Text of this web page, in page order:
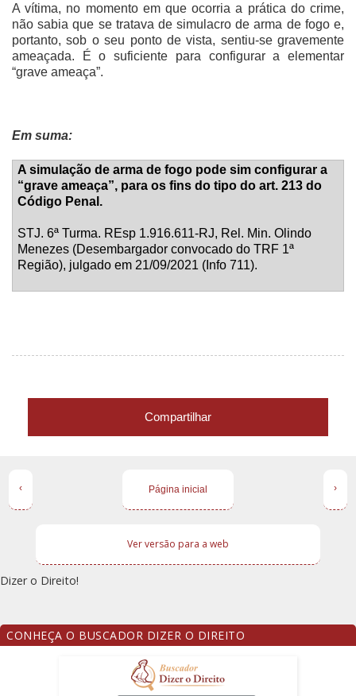
A vítima, no momento em que ocorria a prática do crime,
não sabia que se tratava de simulacro de arma de fogo e,
portanto, sob o seu ponto de vista, sentiu-se gravemente
ameaçada. É o suficiente para configurar a elementar
“grave ameaça”.
Em suma:
A simulação de arma de fogo pode sim configurar a
“grave ameaça”, para os fins do tipo do art. 213 do
Código Penal.
STJ. 6ª Turma. REsp 1.916.611-RJ, Rel. Min. Olindo
Menezes (Desembargador convocado do TRF 1ª
Região), julgado em 21/09/2021 (Info 711).
Compartilhar
‹ ›
Página inicial
Ver versão para a web
Dizer o Direito!
CONHEÇA O BUSCADOR DIZER O DIREITO